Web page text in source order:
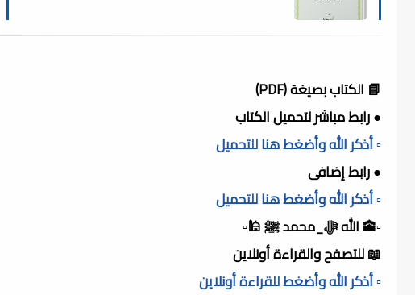
📘 الكتاب بصيغة (PDF)
● رابط مباشر لتحميل الكتاب
▫️ أذكر الله وأضغط هنا للتحميل
● رابط إضافى
▫️ أذكر الله وأضغط هنا للتحميل
▫️🕋 الله ﷻ_محمد ﷺ 🕌▫️
📖 للتصفح والقراءة أونلاين
▫️ أذكر الله وأضغط للقراءة أونلاين